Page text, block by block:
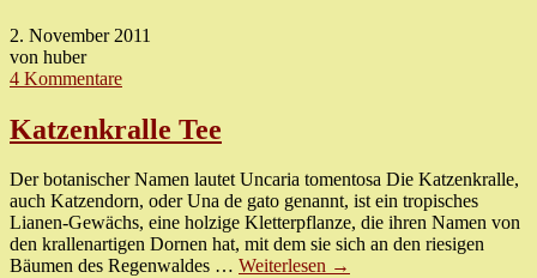
2. November 2011
von huber
4 Kommentare
Katzenkralle Tee
Der botanischer Namen lautet Uncaria tomentosa Die Katzenkralle,
auch Katzendorn, oder Una de gato genannt, ist ein tropisches
Lianen-Gewächs, eine holzige Kletterpflanze, die ihren Namen von
den krallenartigen Dornen hat, mit dem sie sich an den riesigen
Bäumen des Regenwaldes … Weiterlesen →